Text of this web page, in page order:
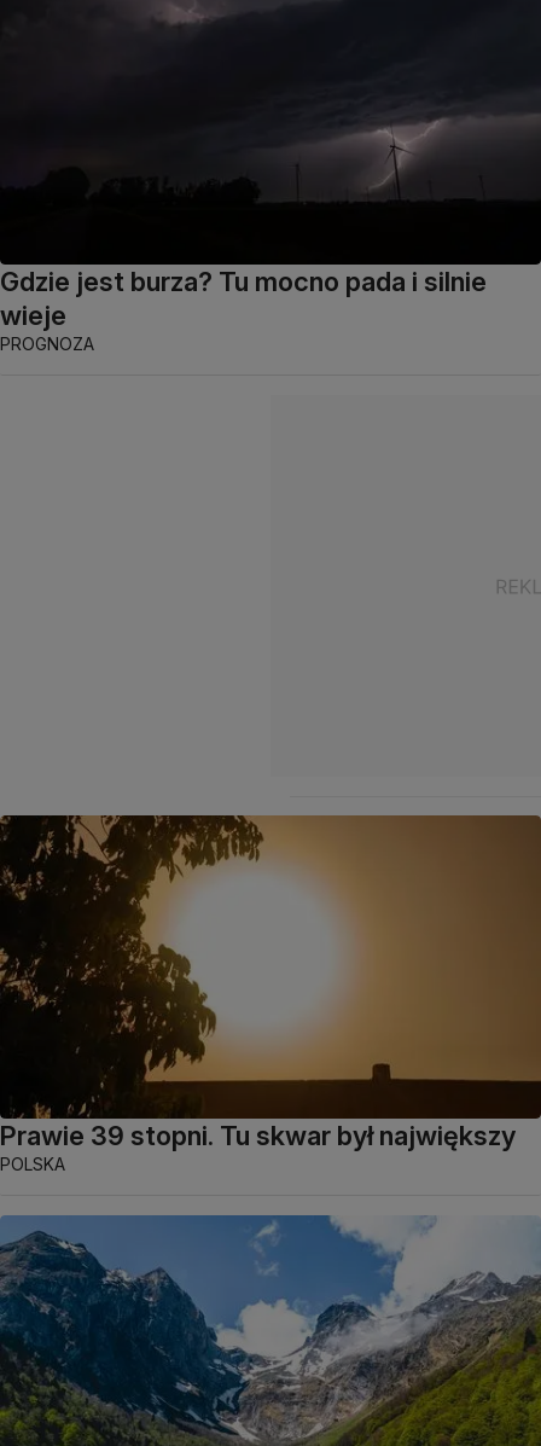
Gdzie jest burza? Tu mocno pada i silnie
wieje
PROGNOZA
Prawie 39 stopni. Tu skwar był największy
POLSKA